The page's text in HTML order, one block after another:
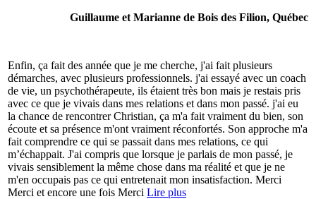
Guillaume et Marianne de Bois des Filion, Québec
Enfin, ça fait des année que je me cherche, j'ai fait plusieurs
démarches, avec plusieurs professionnels. j'ai essayé avec un coach
de vie, un psychothérapeute, ils étaient très bon mais je restais pris
avec ce que je vivais dans mes relations et dans mon passé. j'ai eu
la chance de rencontrer Christian, ça m'a fait vraiment du bien, son
écoute et sa présence m'ont vraiment réconfortés. Son approche m'a
fait comprendre ce qui se passait dans mes relations, ce qui
m’échappait. J'ai compris que lorsque je parlais de mon passé, je
vivais sensiblement la même chose dans ma réalité et que je ne
m'en occupais pas ce qui entretenait mon insatisfaction. Merci
Merci et encore une fois Merci Lire plus